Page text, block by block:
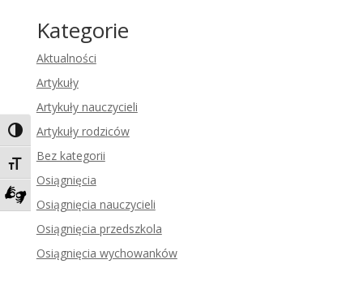
Toggle High Contrast
Toggle Font size
Zadzwoń do tłumacza języka migowego
Kategorie
Aktualności
Artykuły
Artykuły nauczycieli
Artykuły rodziców
Bez kategorii
Osiągnięcia
Osiągnięcia nauczycieli
Osiągnięcia przedszkola
Osiągnięcia wychowanków